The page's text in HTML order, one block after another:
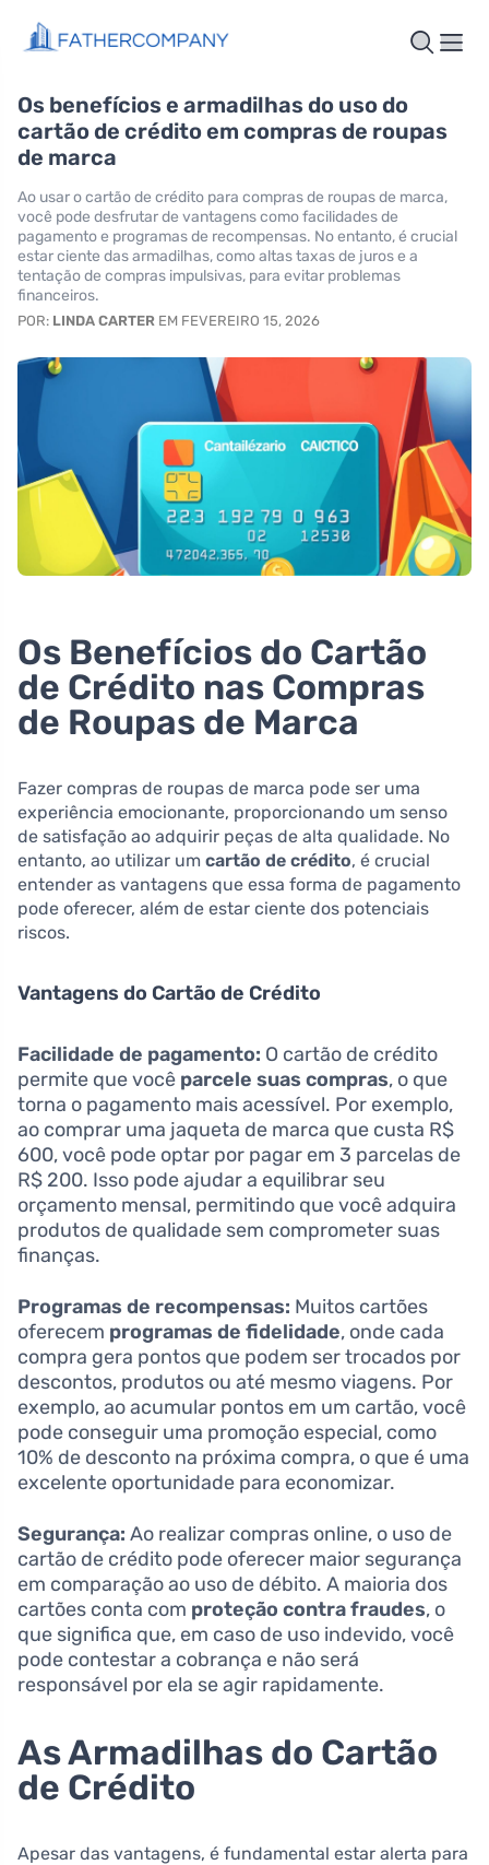
Os benefícios e armadilhas do uso do
cartão de crédito em compras de roupas
de marca
Ao usar o cartão de crédito para compras de roupas de marca,
você pode desfrutar de vantagens como facilidades de
pagamento e programas de recompensas. No entanto, é crucial
estar ciente das armadilhas, como altas taxas de juros e a
tentação de compras impulsivas, para evitar problemas
financeiros.
POR: LINDA CARTER EM FEVEREIRO 15, 2026
Os Benefícios do Cartão
de Crédito nas Compras
de Roupas de Marca
Fazer compras de roupas de marca pode ser uma
experiência emocionante, proporcionando um senso
de satisfação ao adquirir peças de alta qualidade. No
entanto, ao utilizar um cartão de crédito, é crucial
entender as vantagens que essa forma de pagamento
pode oferecer, além de estar ciente dos potenciais
riscos.
Vantagens do Cartão de Crédito
Facilidade de pagamento: O cartão de crédito
permite que você parcele suas compras, o que
torna o pagamento mais acessível. Por exemplo,
ao comprar uma jaqueta de marca que custa R$
600, você pode optar por pagar em 3 parcelas de
R$ 200. Isso pode ajudar a equilibrar seu
orçamento mensal, permitindo que você adquira
produtos de qualidade sem comprometer suas
finanças.
Programas de recompensas: Muitos cartões
oferecem programas de fidelidade, onde cada
compra gera pontos que podem ser trocados por
descontos, produtos ou até mesmo viagens. Por
exemplo, ao acumular pontos em um cartão, você
pode conseguir uma promoção especial, como
10% de desconto na próxima compra, o que é uma
excelente oportunidade para economizar.
Segurança: Ao realizar compras online, o uso de
cartão de crédito pode oferecer maior segurança
em comparação ao uso de débito. A maioria dos
cartões conta com proteção contra fraudes, o
que significa que, em caso de uso indevido, você
pode contestar a cobrança e não será
responsável por ela se agir rapidamente.
As Armadilhas do Cartão
de Crédito
Apesar das vantagens, é fundamental estar alerta para